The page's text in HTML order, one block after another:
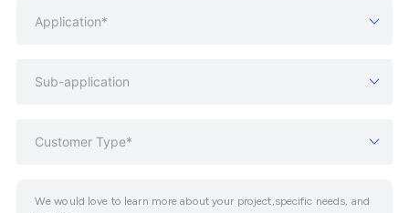
Application*
Sub-application
Customer Type*